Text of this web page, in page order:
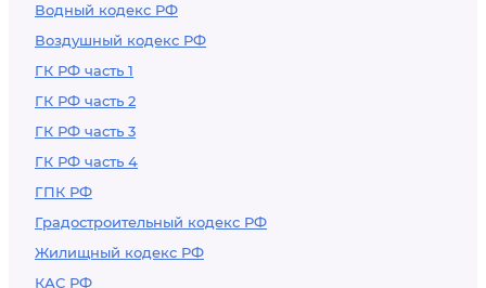
Водный кодекс РФ
Воздушный кодекс РФ
ГК РФ часть 1
ГК РФ часть 2
ГК РФ часть 3
ГК РФ часть 4
ГПК РФ
Градостроительный кодекс РФ
Жилищный кодекс РФ
КАС РФ